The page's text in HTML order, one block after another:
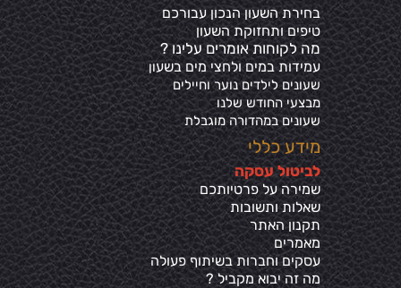
בחירת השעון הנכון עבורכם
טיפים ותחזוקת השעון
מה לקוחות אומרים עלינו ?
עמידות במים ולחצי מים בשעון
שעונים לילדים נוער וחיילים
מבצעי החודש שלנו
שעונים במהדורה מוגבלת
מידע כללי
לביטול עסקה
שמירה על פרטיותכם
שאלות ותשובות
תקנון האתר
מאמרים
עסקים וחברות בשיתוף פעולה
מה זה יבוא מקביל ?